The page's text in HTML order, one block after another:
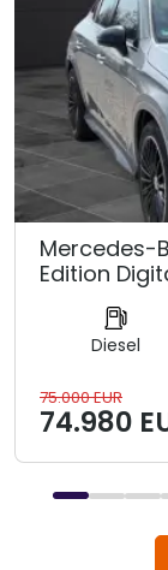
Mercedes-
Edition
Diesel
75.000 EUR
74.980